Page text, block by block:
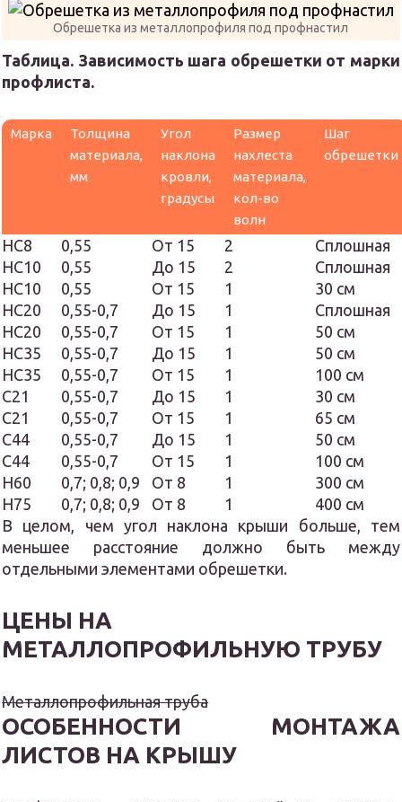
Обрешетка из металлопрофиля под профнастил
Таблица. Зависимость шага обрешетки от марки
профлиста.
Марка
Толщина
материала,
мм
Угол
наклона
кровли,
градусы
Размер
нахлеста
материала,
кол-во
волн
Шаг
обрешетки
НС8 0,55 От 15 2
Сплошная
НС10
0,55 До 15 2
Сплошная
НС10
0,55 От 15 1
30 см
НС20
0,55-0,7 До 15 1
Сплошная
НС20
0,55-0,7 От 15 1
50 см
НС35
0,55-0,7 До 15 1
50 см
НС35
0,55-0,7 От 15 1
100 см
С21
0,55-0,7 До 15 1
30 см
С21
0,55-0,7 От 15 1
65 см
С44
0,55-0,7 До 15 1
50 см
С44
0,55-0,7 От 15 1
100 см
Н60
0,7; 0,8; 0,9 От 8 1
300 см
Н75
0,7; 0,8; 0,9 От 8 1
400 см
В целом, чем угол наклона крыши больше, тем
меньшее расстояние должно быть между
отдельными элементами обрешетки.
ЦЕНЫ НА
МЕТАЛЛОПРОФИЛЬНУЮ ТРУБУ
Металлопрофильная труба
ОСОБЕННОСТИ МОНТАЖА
ЛИСТОВ НА КРЫШУ